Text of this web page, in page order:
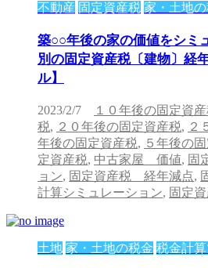
不動産 固定資産税 家・土地
築○○年後の家の価値をシミ
別の固定資産税〔建物〕経
ル】
2023/2/7 １０年後の固定資
税, ２０年後の固定資産税, ２
年後の固定資産税, ５年後の
定資産税, 中古家屋 価値, 固
ョン, 固定資産税 経年減点,
計算シミュレーション, 固定
土地 家・土地の税金 税金計